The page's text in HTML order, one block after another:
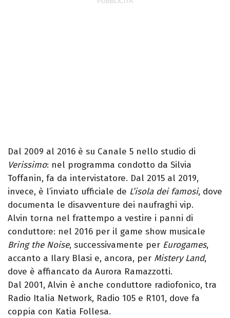
Dal 2009 al 2016 è su Canale 5 nello studio di
Verissimo: nel programma condotto da Silvia
Toffanin, fa da intervistatore. Dal 2015 al 2019,
invece, è l’inviato ufficiale de L’isola dei famosi, dove
documenta le disavventure dei naufraghi vip.
Alvin torna nel frattempo a vestire i panni di
conduttore: nel 2016 per il game show musicale
Bring the Noise, successivamente per Eurogames,
accanto a Ilary Blasi e, ancora, per Mistery Land,
dove è affiancato da Aurora Ramazzotti.
Dal 2001, Alvin è anche conduttore radiofonico, tra
Radio Italia Network, Radio 105 e R101, dove fa
coppia con Katia Follesa.